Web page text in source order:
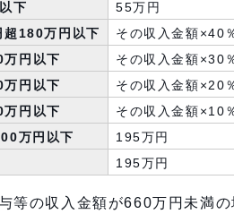
下
55万円
180万円以下
その収入金額×40
円以下
その収入金額×30
円以下
その収入金額×20
円以下
その収入金額×10
万円以下
195万円
195万円
等の収入金額が660万円未満